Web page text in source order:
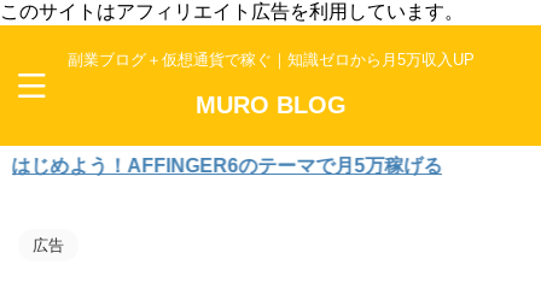
このサイトはアフィリエイト広告を利用しています。
副業ブログ＋仮想通貨で稼ぐ｜知識ゼロから月5万収入UP
MURO BLOG
めよう！AFFINGER6のテーマで月5万稼げる
広告